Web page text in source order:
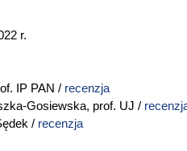
r.
IP PAN / recenzja
Gosiewska, prof. UJ /
/ recenzja